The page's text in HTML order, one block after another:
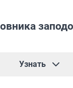
и
поспешил
Узнать